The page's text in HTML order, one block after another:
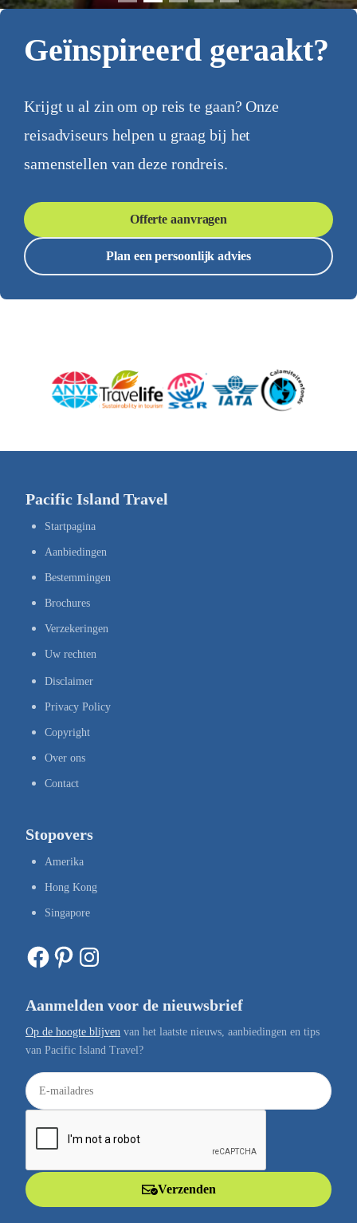
Geïnspireerd geraakt?
Krijgt u al zin om op reis te gaan? Onze
reisadviseurs helpen u graag bij het
samenstellen van deze rondreis.
Offerte aanvragen
Plan een persoonlijk advies
Pacific Island Travel
Startpagina
Aanbiedingen
Bestemmingen
Brochures
Verzekeringen
Uw rechten
Disclaimer
Privacy Policy
Copyright
Over ons
Contact
Stopovers
Amerika
Hong Kong
Singapore
Facebook Pinterest Instagram
Aanmelden voor de nieuwsbrief
Op de hoogte blijven van het laatste nieuws, aanbiedingen en tips
van Pacific Island Travel?
E
-
a
Verzenden